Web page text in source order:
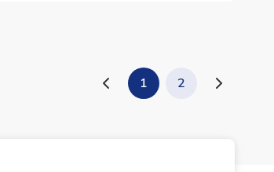
1 2